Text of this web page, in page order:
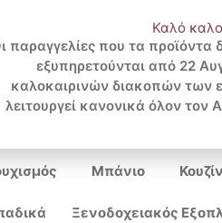
Search
...
Μπάνιο
Ξενοδοχειακός
Καλό
παραγγελίες που τα προϊόντα
εξυπηρετούνται από 22
καλοκαιρινών διακοπών των
λειτουργεί κανονικά όλον τον